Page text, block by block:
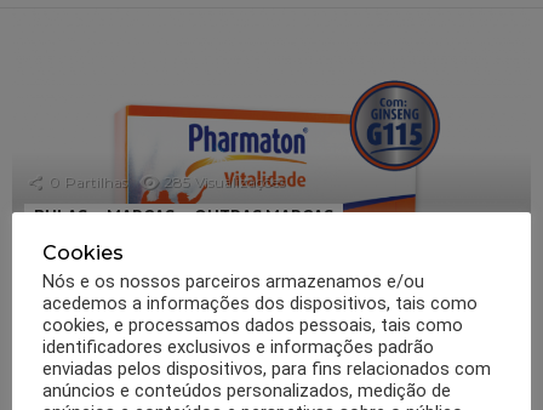
SAUDÁVEL
0 Partilhas 285 Visualizações
BULAS
MARCAS OUTRAS MARCAS
Bula Pharmaton
Vitalidade
LER MAIS
Cookies
Nós e os nossos parceiros armazenamos e/ou
acedemos a informações dos dispositivos, tais como
cookies, e processamos dados pessoais, tais como
identificadores exclusivos e informações padrão
enviadas pelos dispositivos, para fins relacionados com
anúncios e conteúdos personalizados, medição de